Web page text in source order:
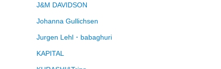
J&M DAVIDSON
Johanna Gullichsen
Jurgen Lehl・babaghuri
KAPITAL